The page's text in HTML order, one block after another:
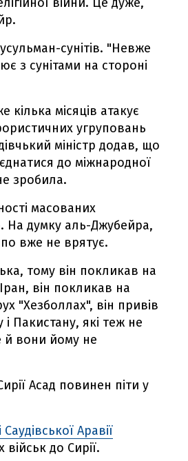
сунітів. "Невже
з сунітами на стороні
місяців атакує
угруповань
міністр додав, що
до міжнародної
зробила.
масованих
На думку аль-Джубейра,
вже не врятує.
тому він покликав на
він покликав на
"Хезболлах", він привів
Пакистану, які теж не
й вони йому не
Асад повинен піти у
Аравії
до Сирії.